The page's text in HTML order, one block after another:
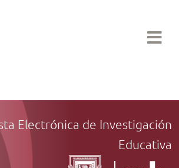
Electrónica de Investigación
Educativa